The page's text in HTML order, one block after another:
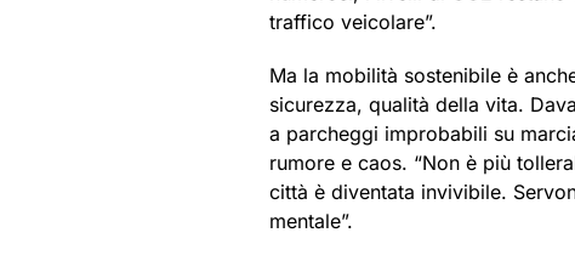
traffico veicolare”.
Ma la mobilità sostenibile è
sicurezza, qualità della vita.
a parcheggi improbabili su
rumore e caos. “Non è più
città è diventata invivibile.
mentale”.